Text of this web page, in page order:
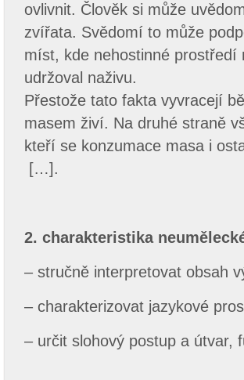
ovlivnit. Člověk si může
zvířata. Svědomí to může
míst, kde nehostinné
udržoval naživu.
Přestože tato fakta vyvracejí
masem živí. Na druhé straně
kteří se konzumace masa i
[…].
2. charakteristika
– stručně interpretovat obsah
– charakterizovat jazykové
– určit slohový postup a útvar,